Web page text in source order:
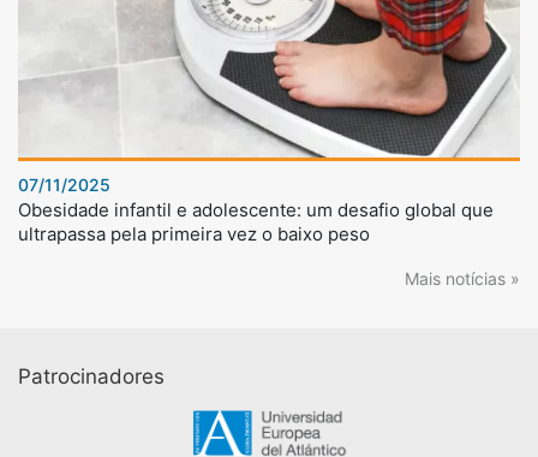
07/11/2025
Obesidade infantil e adolescente: um desafio global que
ultrapassa pela primeira vez o baixo peso
Mais notícias »
Patrocinadores